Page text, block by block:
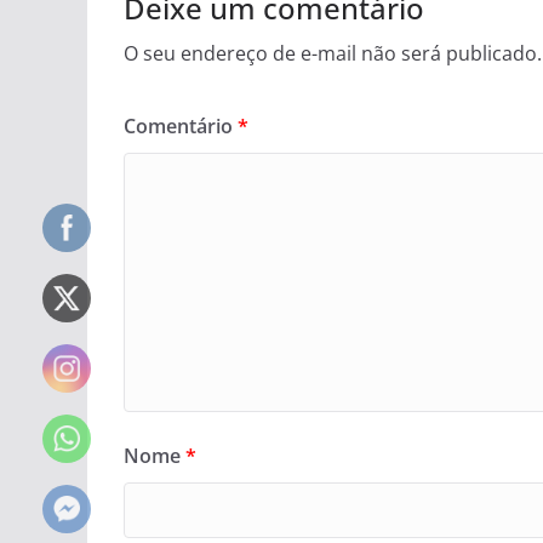
Deixe um comentário
O seu endereço de e-mail não será publicado.
Comentário *
Nome*